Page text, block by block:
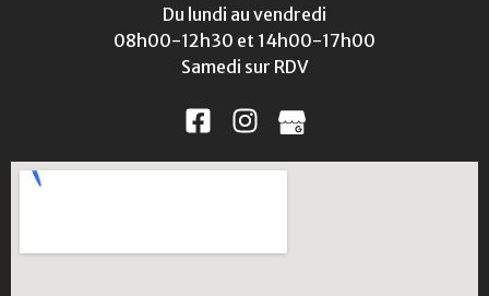
Du lundi au vendredi
08h00-12h30 et 14h00-17h00
Samedi sur RDV